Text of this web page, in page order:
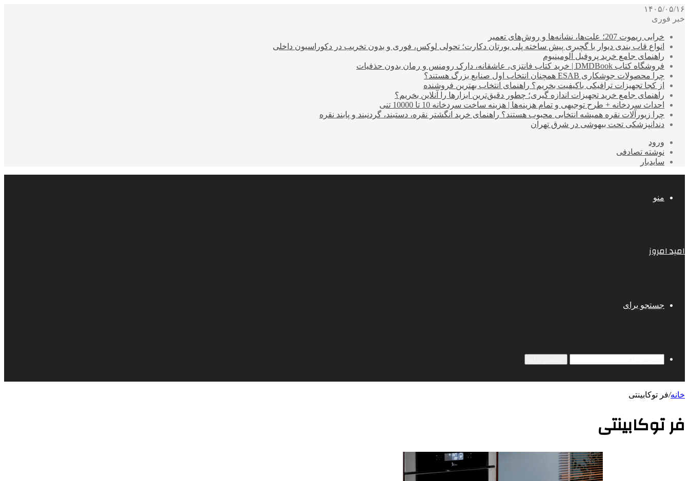
۱۴۰۵/۰۵/۱۶
خبر فوری
خرابی ریموت 207؛ علت‌ها، نشانه‌ها و روش‌های تعمیر
انواع قاب بندی دیوار با گچبری پیش ساخته پلی یورتان دکارت؛ تحولی لوکس، فوری و بدون تخریب در دکوراسیون داخلی
راهنمای جامع خرید پروفیل آلومینیوم
فروشگاه کتاب DMDBook | خرید کتاب فانتزی، عاشقانه، دارک رومنس و رمان بدون حذفیات
چرا محصولات جوشکاری ESAB همچنان انتخاب اول صنایع بزرگ هستند؟
از کجا تجهیزات ترافیکی باکیفیت بخریم؟ راهنمای انتخاب بهترین فروشنده
راهنمای جامع خرید تجهیزات اندازه گیری؛ چطور دقیق‌ترین ابزارها را آنلاین بخریم؟
احداث سردخانه + طرح توجیهی و تمام هزینه‌ها | هزینه ساخت سردخانه 10 تا 10000 تنی
چرا زیورآلات نقره همیشه انتخابی محبوب هستند؟ راهنمای خرید انگشتر نقره، دستبند، گردنبند و پابند نقره
دندانپزشکی تحت بیهوشی در شرق تهران
ورود
نوشته تصادفی
سایدبار
منو
امید امروز
جستجو برای
خانه/فر توکابینتی
فر توکابینتی